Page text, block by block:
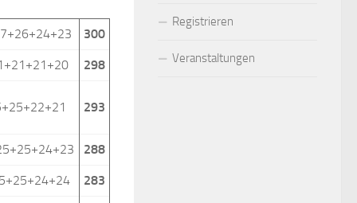
300
298
293
288
283
Registrieren
Veranstaltungen